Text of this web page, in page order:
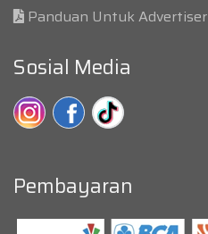
Panduan Untuk Advertiser
Sosial Media
Pembayaran